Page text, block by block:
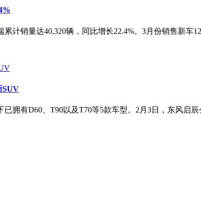
计销量达40,320辆，同比增长22.4%。3月份销售新车
SUV
拥有D60、T90以及T70等5款车型。2月3日，东风启